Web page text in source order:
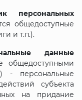
персональных
общедоступные
и т.п.).
данные
общедоступными
- персональные
субъекта
на придание